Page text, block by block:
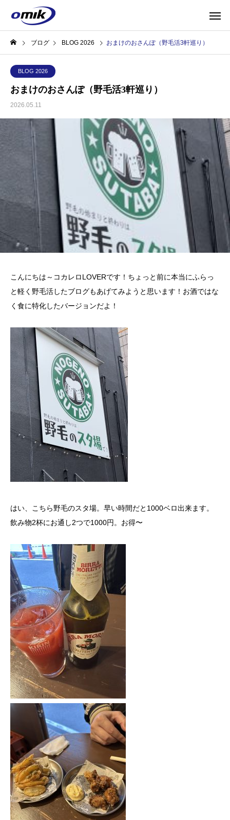
ブログ BLOG 2026 おまけのおさんぽ（野毛活3軒巡り）
BLOG 2026
おまけのおさんぽ（野毛活3軒巡り）
2026.05.11
こんにちは～コカレロLOVERです！ちょっと前に本当にふらっ
と軽く野毛活したブログもあげてみようと思います！お酒ではな
く食に特化したバージョンだよ！
はい、こちら野毛のスタ場。早い時間だと1000ベロ出来ます。
飲み物2杯にお通し2つで1000円。お得〜